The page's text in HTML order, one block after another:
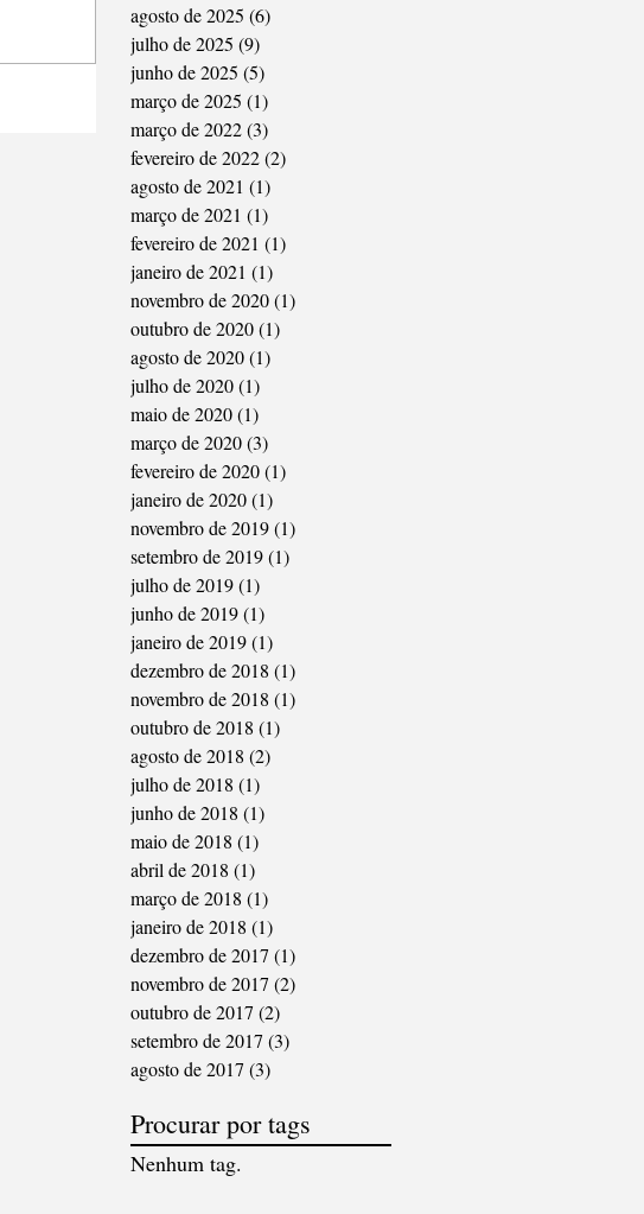
agosto de 2025 (6)
julho de 2025 (9)
junho de 2025 (5)
março de 2025 (1)
março de 2022(3)
fevereiro de 2022(2)
agosto de 2021 (1)
março de 2021 (1)
fevereiro de 2021 (1)
janeiro de 2021 (1)
novembro de 2020(1)
outubro de 2020(1)
agosto de 2020(1)
julho de 2020(1)
maio de 2020(1)
março de 2020(3)
fevereiro de 2020(1)
janeiro de 2020(1)
novembro de 2019(1)
setembro de 2019(1)
julho de 2019(1)
junho de 2019(1)
janeiro de 2019(1)
dezembro de 2018 (1)
novembro de 2018 (1)
outubro de 2018 (1)
agosto de 2018 (2)
julho de 2018 (1)
junho de 2018 (1)
maio de 2018 (1)
abril de 2018 (1)
março de 2018 (1)
janeiro de 2018 (1)
dezembro de 2017 (1)
novembro de 2017 (2)
outubro de 2017 (2)
setembro de 2017 (3)
agosto de 2017 (3)
Procurar por tags
Nenhum tag.